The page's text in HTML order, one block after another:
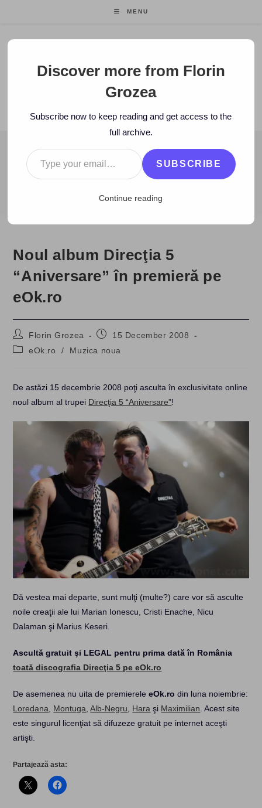
MENU
Florin Grozea
ENTREPRENEUR. FOUNDER/CEO MOCAPP.
BLOG
2008 > December > 15 > eOk.ro > Noul album Direcţia 5
Noul album Direcţia 5
“Aniversare” în premieră pe
eOk.ro
Post
author:
Florin Grozea
Post15 December 2008
PosteOk.ro / Muzica noua
De astăzi 15 decembrie 2008 poţi asculta în exclusivitate online
noul album al trupei Direcţia 5 “Aniversare”!
Dă vestea mai departe, sunt mulţi (multe?) care vor să asculte
noile creaţii ale lui Marian Ionescu, Cristi Enache, Nicu
Dalaman şi Marius Keseri.
Ascultă gratuit şi LEGAL pentru prima dată în România
toată discografia Direcţia 5 pe eOk.ro
De asemenea nu uita de premiereleeOk.ro din luna noiembrie:
Loredana
Montuga ,Alb-Negru Hara şi Maximilian . Acest site
este singurul licenţiat să difuzeze gratuit pe internet aceşti
artişti.
Partajează asta:
Discover more from Florin
Grozea
Subscribe now to keep reading and get access to the
full archive.
Type your email…
SUBSCRIBE
Continue reading